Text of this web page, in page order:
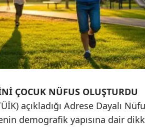
ÇOCUK NÜFUS OLUŞTURDU
açıkladığı Adrese Dayalı
demografik yapısına dair